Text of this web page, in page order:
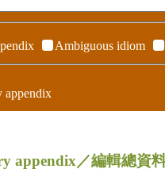
Ambiguous idiom
appendix
appendix／編輯總資